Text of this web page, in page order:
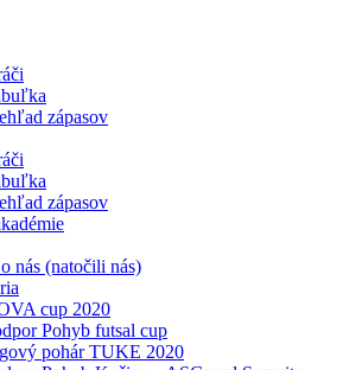
zápasov
zápasov
nás (natočili nás)
cup 2020
Pohyb futsal cup
pohár TUKE 2020